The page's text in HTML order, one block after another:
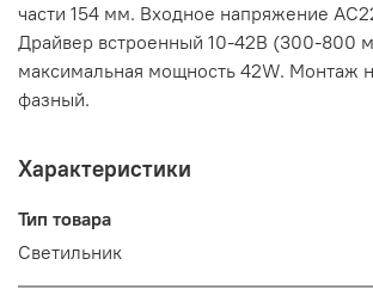
части 154 мм. Входное напряжение
Драйвер встроенный 10-42В (300-800
максимальная мощность 42W. Монтаж
фазный.
Характеристики
Тип товара
Светильник